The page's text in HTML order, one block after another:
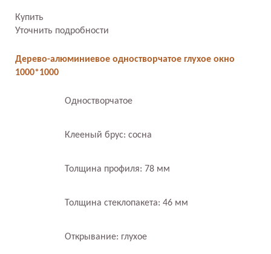
Купить
Уточнить подробности
Дерево-алюминиевое одностворчатое глухое окно
1000*1000
Одностворчатое
Клееный брус: сосна
Толщина профиля: 78 мм
Толщина стеклопакета: 46 мм
Открывание: глухое